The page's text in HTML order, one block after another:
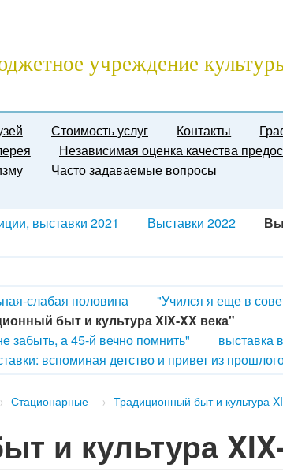
учреждение
Стоимость услуг Контакты
Независимая оценка качества
Часто задаваемые вопросы
выставки 2021 Выставки 2022
слабая половина
"Учился я еще в
быт и культура XIX-XX века"
забыть, а 45-й вечно помнить"
выставка
вспоминая детство и привет из
Стационарные → Традиционный быт и культура
и культура